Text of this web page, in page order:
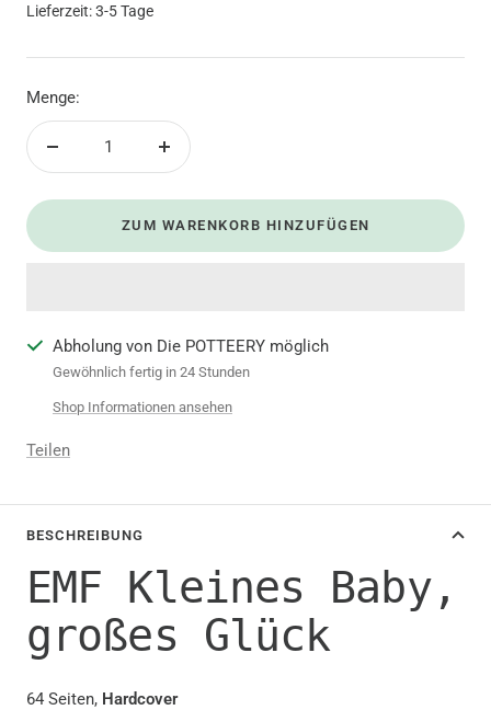
Lieferzeit: 3-5 Tage
Menge:
Menge
ZUM WARENKORB HINZUFÜGEN
Abholung von Die POTTEERY möglich
Gewöhnlich fertig in 24 Stunden
Shop Informationen ansehen
Teilen
BESCHREIBUNG
EMF Kleines Baby,
großes Glück
64 Seiten, Hardcover